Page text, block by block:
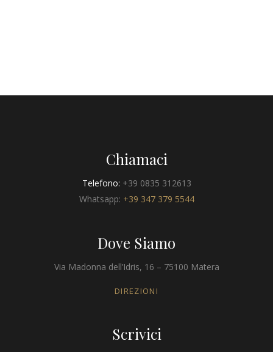
Chiamaci
Telefono: +39 0835 312613
Whatsapp: +39 347 379 5544
Dove Siamo
Via Madonna dell’Idris, 16 – 75100 Matera
DIREZIONI
Scrivici